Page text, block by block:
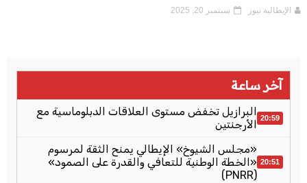
الإيطالية نيوز سبتمبر 20, 2025
آخر ساعة
20:59 البرازيل تخفض مستوى العلاقات الدبلوماسية مع
الأرجنتين
20:51
«مجلس الشيوخ» الإيطالي يمنح الثقة لمرسوم
«الخطة الوطنية للتعافي والقدرة على الصمود»
(PNRR)